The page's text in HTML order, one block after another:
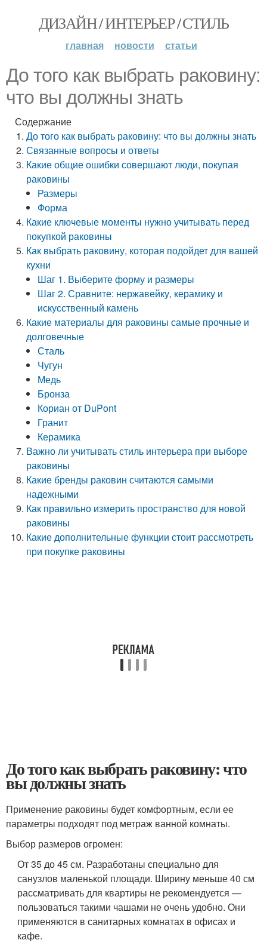
ДИЗАЙН / ИНТЕРЬЕР / СТИЛЬ
главная новости статьи
До того как выбрать раковину:
что вы должны знать
Содержание
До того как выбрать раковину: что вы должны знать
Связанные вопросы и ответы
Какие общие ошибки совершают люди, покупая
раковины
Размеры
Форма
Какие ключевые моменты нужно учитывать перед
покупкой раковины
Как выбрать раковину, которая подойдет для вашей
кухни
Шаг 1. Выберите форму и размеры
Шаг 2. Сравните: нержавейку, керамику и
искусственный камень
Какие материалы для раковины самые прочные и
долговечные
Сталь
Чугун
Медь
Бронза
Кориан от DuPont
Гранит
Керамика
Важно ли учитывать стиль интерьера при выборе
раковины
Какие бренды раковин считаются самыми
надежными
Как правильно измерить пространство для новой
раковины
Какие дополнительные функции стоит рассмотреть
при покупке раковины
До того как выбрать раковину: что
вы должны знать
Применение раковины будет комфортным, если ее
параметры подходят под метраж ванной комнаты.
Выбор размеров огромен:
От 35 до 45 см. Разработаны специально для
санузлов маленькой площади. Ширину меньше 40 см
рассматривать для квартиры не рекомендуется —
пользоваться такими чашами не очень удобно. Они
применяются в санитарных комнатах в офисах и
кафе.